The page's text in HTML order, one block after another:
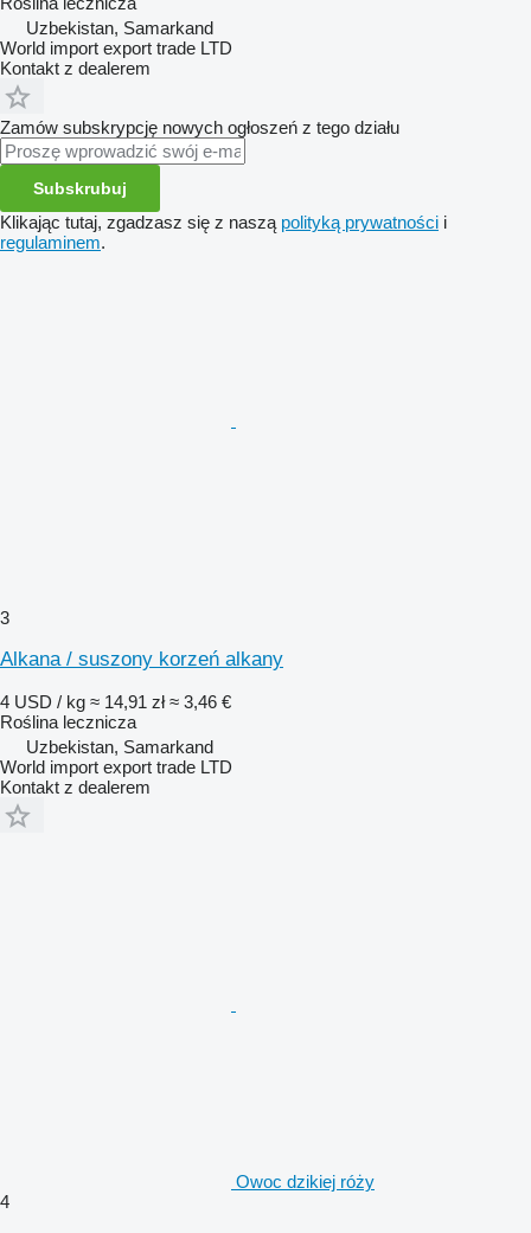
Uzbekistan, Samarkand
World import export trade LTD
Kontakt z dealerem
Zamów subskrypcję nowych ogłoszeń z tego działu
Subskrubuj
Klikając tutaj, zgadzasz się z naszą polityką prywatności i
regulaminem.
3
Alkana / suszony korzeń alkany
4 USD / kg ≈ 14,91 zł ≈ 3,46 €
Roślina lecznicza
Uzbekistan, Samarkand
World import export trade LTD
Kontakt z dealerem
Owoc dzikiej róży
4